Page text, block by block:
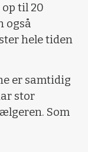
til 20
også
hele tiden
er samtidig
stor
Som